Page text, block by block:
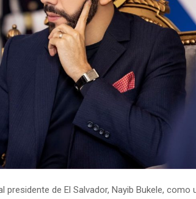
de El Salvador, Nayib Bukele, como